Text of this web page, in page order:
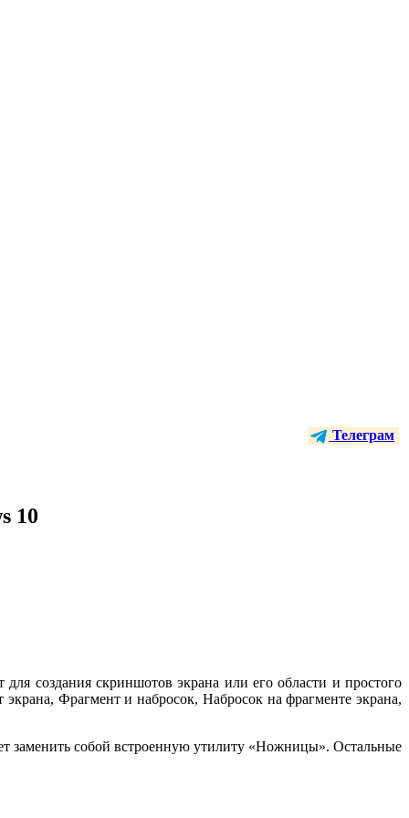
Телеграм
10
создания скриншотов экрана или его области и простого
Фрагмент и набросок, Набросок на фрагменте экрана,
заменить собой встроенную утилиту «Ножницы». Остальные